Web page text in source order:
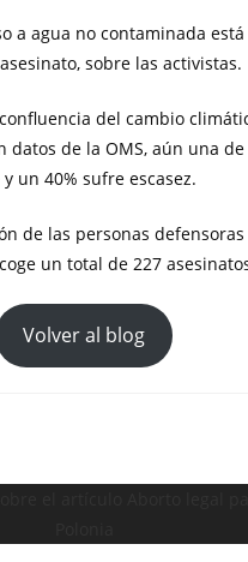
a agua no contaminada
sobre las activistas.
del cambio
datos de la OMS, aún una
un 40% sufre escasez.
de las personas
un total de 227
Volver al blog